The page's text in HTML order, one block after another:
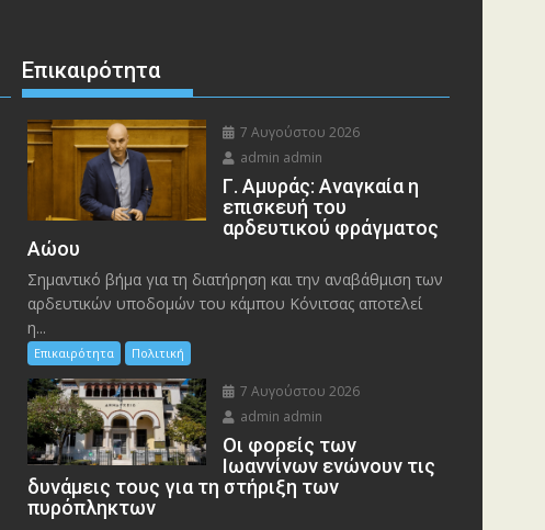
Επικαιρότητα
7 Αυγούστου 2026
admin admin
Γ. Αμυράς: Αναγκαία η
επισκευή του
αρδευτικού φράγματος
Αώου
Σημαντικό βήμα για τη διατήρηση και την αναβάθμιση των
αρδευτικών υποδομών του κάμπου Κόνιτσας αποτελεί
η...
Επικαιρότητα Πολιτική
7 Αυγούστου 2026
admin admin
Οι φορείς των
Ιωαννίνων ενώνουν τις
δυνάμεις τους για τη στήριξη των
πυρόπληκτων